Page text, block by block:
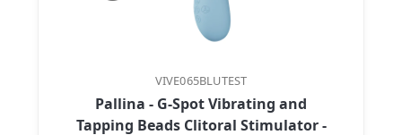
VIVE065BLUTEST
Pallina - G-Spot Vibrating and
Tapping Beads Clitoral Stimulator -